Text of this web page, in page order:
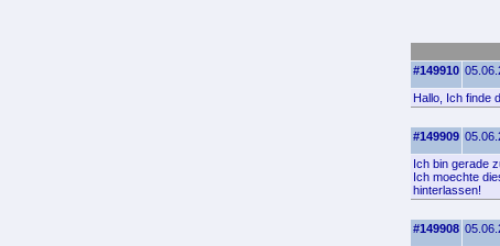
#149910
Hallo, Ich finde
#149909
Ich bin gerade
Ich moechte
hinterlassen!
#149908